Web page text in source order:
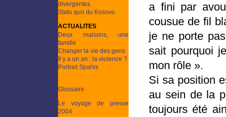
divergentes
Statu quo du Kosovo
ACTUALITES
Deux maisons, une
famille
Changer la vie des gens
Il y a un an : la violence ?
Portrait Spahis
Glossaire
Le voyage de presse
2004
a fini par
cousue de fil
je ne porte
sait pourquoi
mon rôle ».
Si sa position
au sein de la
toujours été